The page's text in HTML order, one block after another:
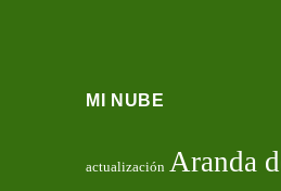
MI NUBE
actualización Aranda